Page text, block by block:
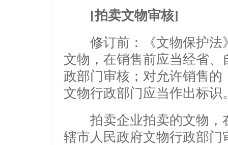
[拍卖文物审核]
修订前：《文物保护法
文物，在销售前应当经省
政部门审核；对允许销售
文物行政部门应当作出标识
拍卖企业拍卖的文物，
辖市人民政府文物行政部